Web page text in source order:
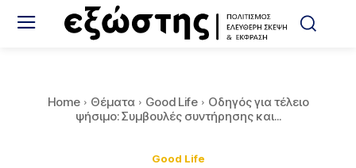
Home Θέματα Good Life
Οδηγός για τέλειο
ψήσιμο: Συμβουλές συντήρησης και...
Good Life